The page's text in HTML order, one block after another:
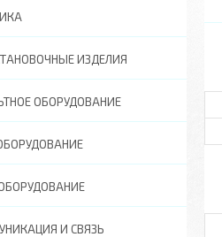
ИЗДЕЛИЯ
ОБОРУДОВАНИЕ
И СВЯЗЬ